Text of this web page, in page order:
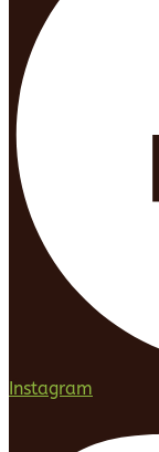
Instagram